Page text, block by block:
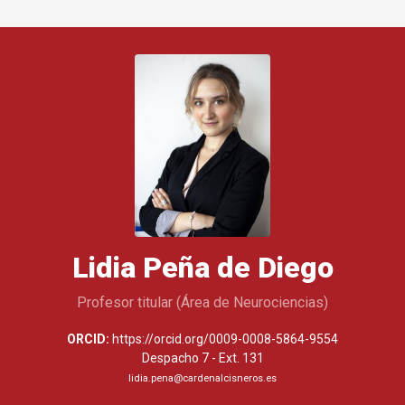
Lidia Peña de Diego
Profesor titular (Área de Neurociencias)
ORCID: https://orcid.org/0009-0008-5864-9554
Despacho 7 - Ext. 131
lidia.pena@cardenalcisneros.es